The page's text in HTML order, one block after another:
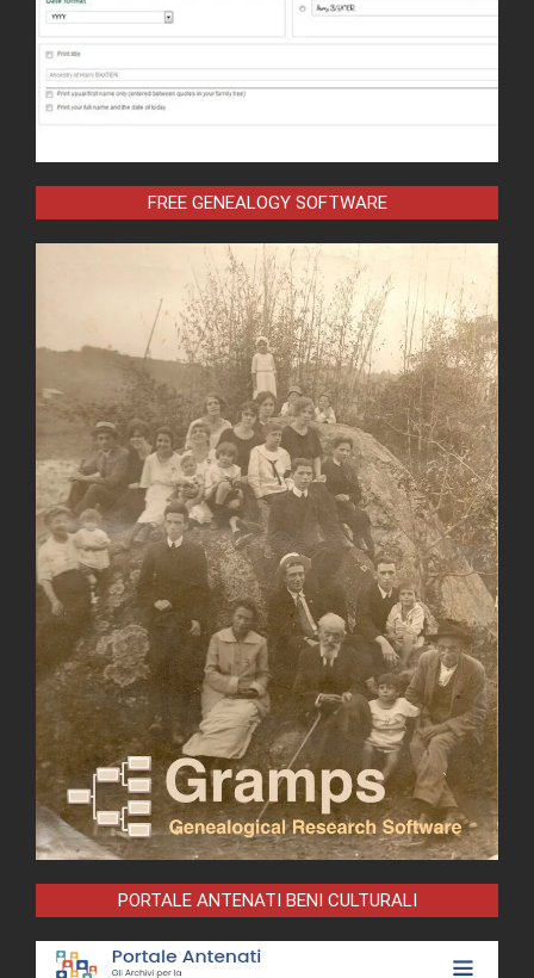
FREE GENEALOGY SOFTWARE
PORTALE ANTENATI BENI CULTURALI